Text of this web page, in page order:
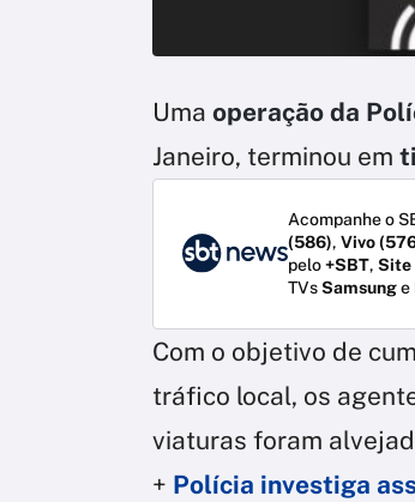
Uma operação da
Janeiro, terminou em
Acompanhe o
(586), Vivo
pelo+SBT, Site
TVsSamsunge
Com o objetivo de
tráfico local, os
viaturas foram
+ Polícia investiga